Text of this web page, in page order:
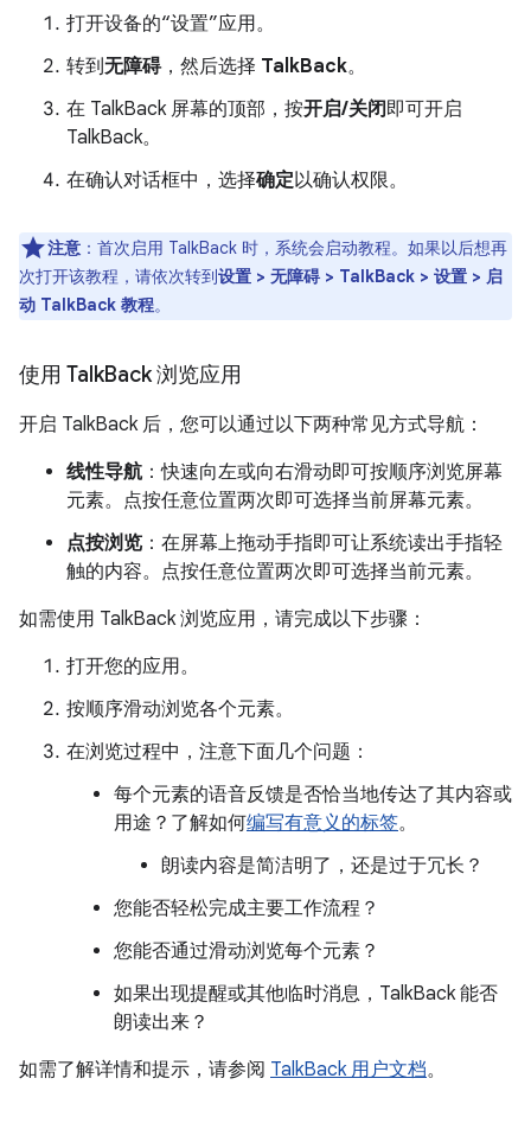
打开设备的“设置”应用。
转到无障碍，然后选择 TalkBack。
在 TalkBack 屏幕的顶部，按开启/关闭即可开启
TalkBack。
在确认对话框中，选择确定以确认权限。
注意 ： 首次启用 TalkBack 时，系统会启动教程。如果以后想再
次打开该教程，请依次转到设置 > 无障碍 > TalkBack > 设置 > 启
动 TalkBack 教程。
使用 TalkBack 浏览应用
开启 TalkBack 后，您可以通过以下两种常见方式导航：
线性导航 ：快速向左或向右滑动即可按顺序浏览屏幕
元素。点按任意位置两次即可选择当前屏幕元素。
点按浏览 ：在屏幕上拖动手指即可让系统读出手指轻
触的内容。点按任意位置两次即可选择当前元素。
如需使用 TalkBack 浏览应用，请完成以下步骤：
打开您的应用。
按顺序滑动浏览各个元素。
在浏览过程中，注意下面几个问题：
每个元素的语音反馈是否恰当地传达了其内容或
用途？了解如何编写有意义的标签。
朗读内容是简洁明了，还是过于冗长？
您能否轻松完成主要工作流程？
您能否通过滑动浏览每个元素？
如果出现提醒或其他临时消息，TalkBack 能否
朗读出来？
如需了解详情和提示，请参阅 TalkBack 用户文档。